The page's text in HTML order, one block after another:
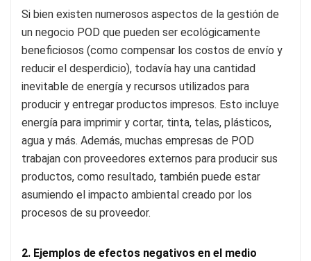
Si bien existen numerosos aspectos de la gestión de
un negocio POD que pueden ser ecológicamente
beneficiosos (como compensar los costos de envío y
reducir el desperdicio), todavía hay una cantidad
inevitable de energía y recursos utilizados para
producir y entregar productos impresos. Esto incluye
energía para imprimir y cortar, tinta, telas, plásticos,
agua y más. Además, muchas empresas de POD
trabajan con proveedores externos para producir sus
productos, como resultado, también puede estar
asumiendo el impacto ambiental creado por los
procesos de su proveedor.
2. Ejemplos de efectos negativos en el medio